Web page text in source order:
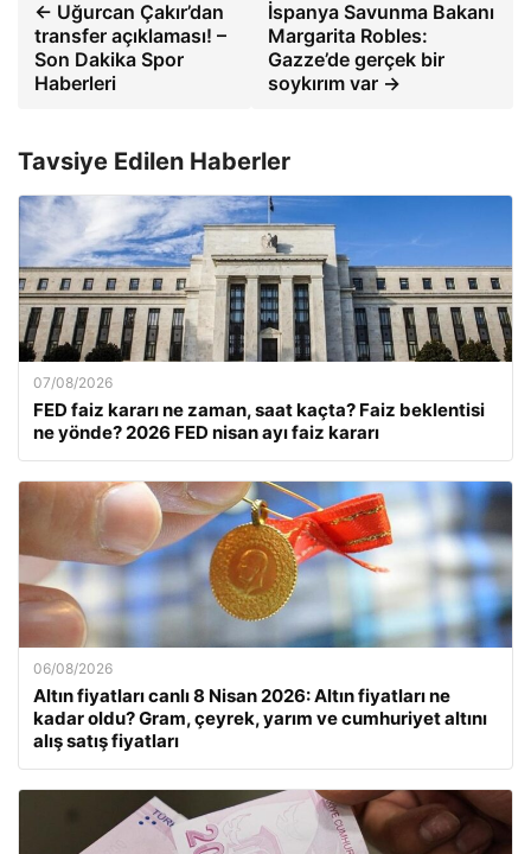
← Uğurcan Çakır’dan
transfer açıklaması! –
Son Dakika Spor
Haberleri
İspanya Savunma Bakanı
Margarita Robles:
Gazze’de gerçek bir
soykırım var →
Tavsiye Edilen Haberler
07/08/2026
FED faiz kararı ne zaman, saat kaçta? Faiz beklentisi
ne yönde? 2026 FED nisan ayı faiz kararı
06/08/2026
Altın fiyatları canlı 8 Nisan 2026: Altın fiyatları ne
kadar oldu? Gram, çeyrek, yarım ve cumhuriyet altını
alış satış fiyatları